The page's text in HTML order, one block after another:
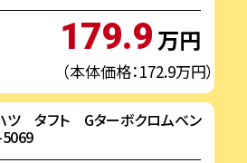
179.9万円
（本体価格：172.9万円）
タフト Gターボクロムベン